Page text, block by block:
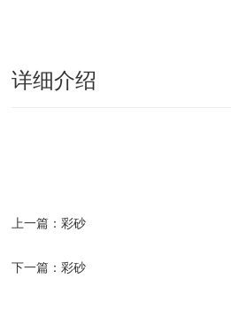
详细介绍
上一篇：彩砂
下一篇：彩砂